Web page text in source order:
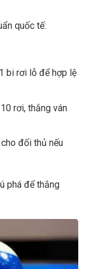
quốc tế:
bi rơi lỗ để hợp lệ
rơi, thắng ván
đối thủ nếu
phá để thắng